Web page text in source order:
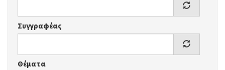
Συγγραφέας
Θέματα